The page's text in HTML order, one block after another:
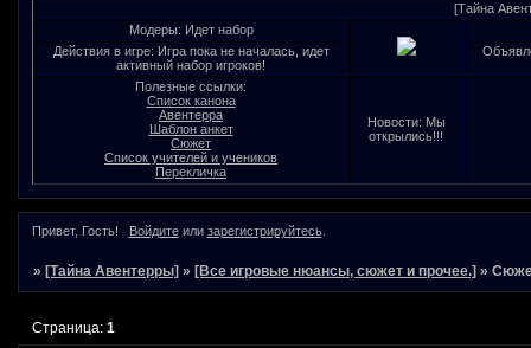
[Тайна
Модеры: Идет набор
Действия в игре: Игра пока не началась, идет
активный набор игроков!
Полезные ссылки:
Список канона
Авентерра
Шаблон анкет
Сюжет
Список учителей и учеников
Перекличка
Новости: Мы
открылись!!!
Привет, Гость! Войдитеили зарегистрируйтесь.
» [Тайна Авентерры] » [Все игровые нюансы, сюжет и прочее.] »
Страница:1